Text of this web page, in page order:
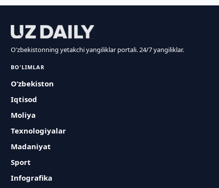
O'zbekistonning yetakchi yangiliklar portali. 24/7 yangiliklar.
BO'LIMLAR
O‘zbekiston
Iqtisod
Moliya
Texnologiyalar
Madaniyat
Sport
Infografika